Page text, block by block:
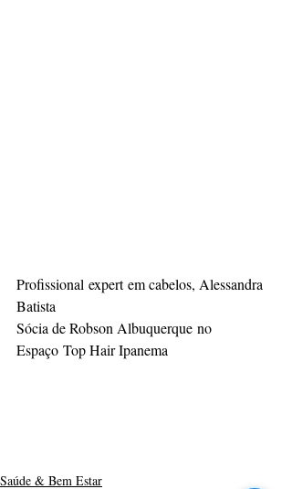
Profissional expert em cabelos, Alessandra
Batista
Sócia de Robson Albuquerque no
Espaço Top Hair Ipanema
Saúde & Bem Estar